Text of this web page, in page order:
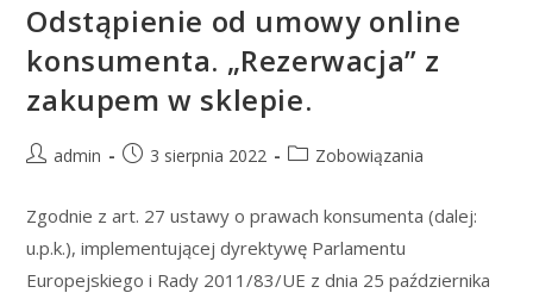
Odstąpienie od umowy online
konsumenta. „Rezerwacja” z
zakupem w sklepie.
Postadmin
Post3 sierpnia 2022
PostZobowiązania
Zgodnie z art. 27 ustawy o prawach konsumenta (dalej:
u.p.k.), implementującej dyrektywę Parlamentu
Europejskiego i Rady 2011/83/UE z dnia 25 października